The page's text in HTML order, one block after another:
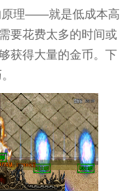
原理——就是低成本高
要花费太多的时间或
获得大量的金币。下